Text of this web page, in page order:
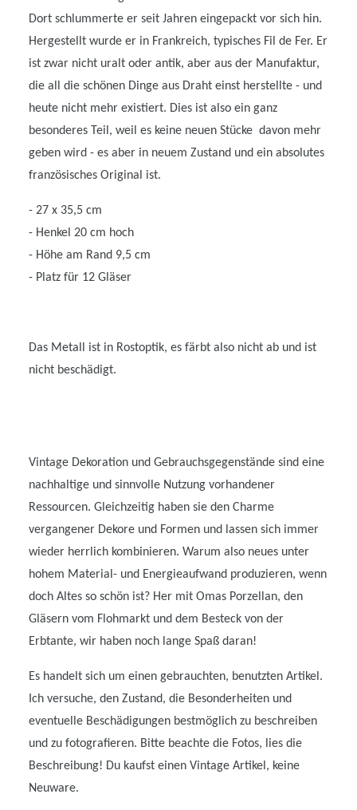
Dort schlummerte er seit Jahren eingepackt vor sich hin.
Hergestellt wurde er in Frankreich, typisches Fil de Fer. Er
ist zwar nicht uralt oder antik, aber aus der Manufaktur,
die all die schönen Dinge aus Draht einst herstellte - und
heute nicht mehr existiert. Dies ist also ein ganz
besonderes Teil, weil es keine neuen Stücke davon mehr
geben wird - es aber in neuem Zustand und ein absolutes
französisches Original ist.
- 27 x 35,5 cm
- Henkel 20 cm hoch
- Höhe am Rand 9,5 cm
- Platz für 12 Gläser
Das Metall ist in Rostoptik, es färbt also nicht ab und ist
nicht beschädigt.
Vintage Dekoration und Gebrauchsgegenstände sind eine
nachhaltige und sinnvolle Nutzung vorhandener
Ressourcen. Gleichzeitig haben sie den Charme
vergangener Dekore und Formen und lassen sich immer
wieder herrlich kombinieren. Warum also neues unter
hohem Material- und Energieaufwand produzieren, wenn
doch Altes so schön ist? Her mit Omas Porzellan, den
Gläsern vom Flohmarkt und dem Besteck von der
Erbtante, wir haben noch lange Spaß daran!
Es handelt sich um einen gebrauchten, benutzten Artikel.
Ich versuche, den Zustand, die Besonderheiten und
eventuelle Beschädigungen bestmöglich zu beschreiben
und zu fotografieren. Bitte beachte die Fotos, lies die
Beschreibung! Du kaufst einen Vintage Artikel, keine
Neuware.